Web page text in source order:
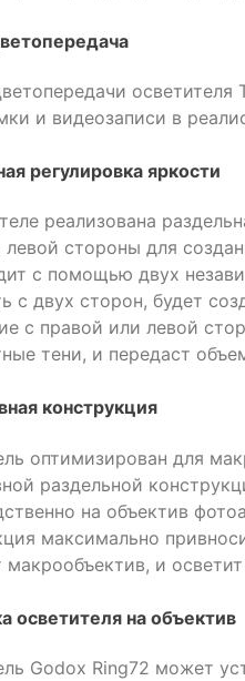
осветителя
и видеозаписи в
регулировка яркости
реализована
левой стороны для
с помощью двух
с двух сторон, будет
с правой или левой
тени, и передаст
конструкция
оптимизирован для
раздельной
на объектив
максимально
макрообъектив, и
осветителя на объектив
Godox Ring72 может